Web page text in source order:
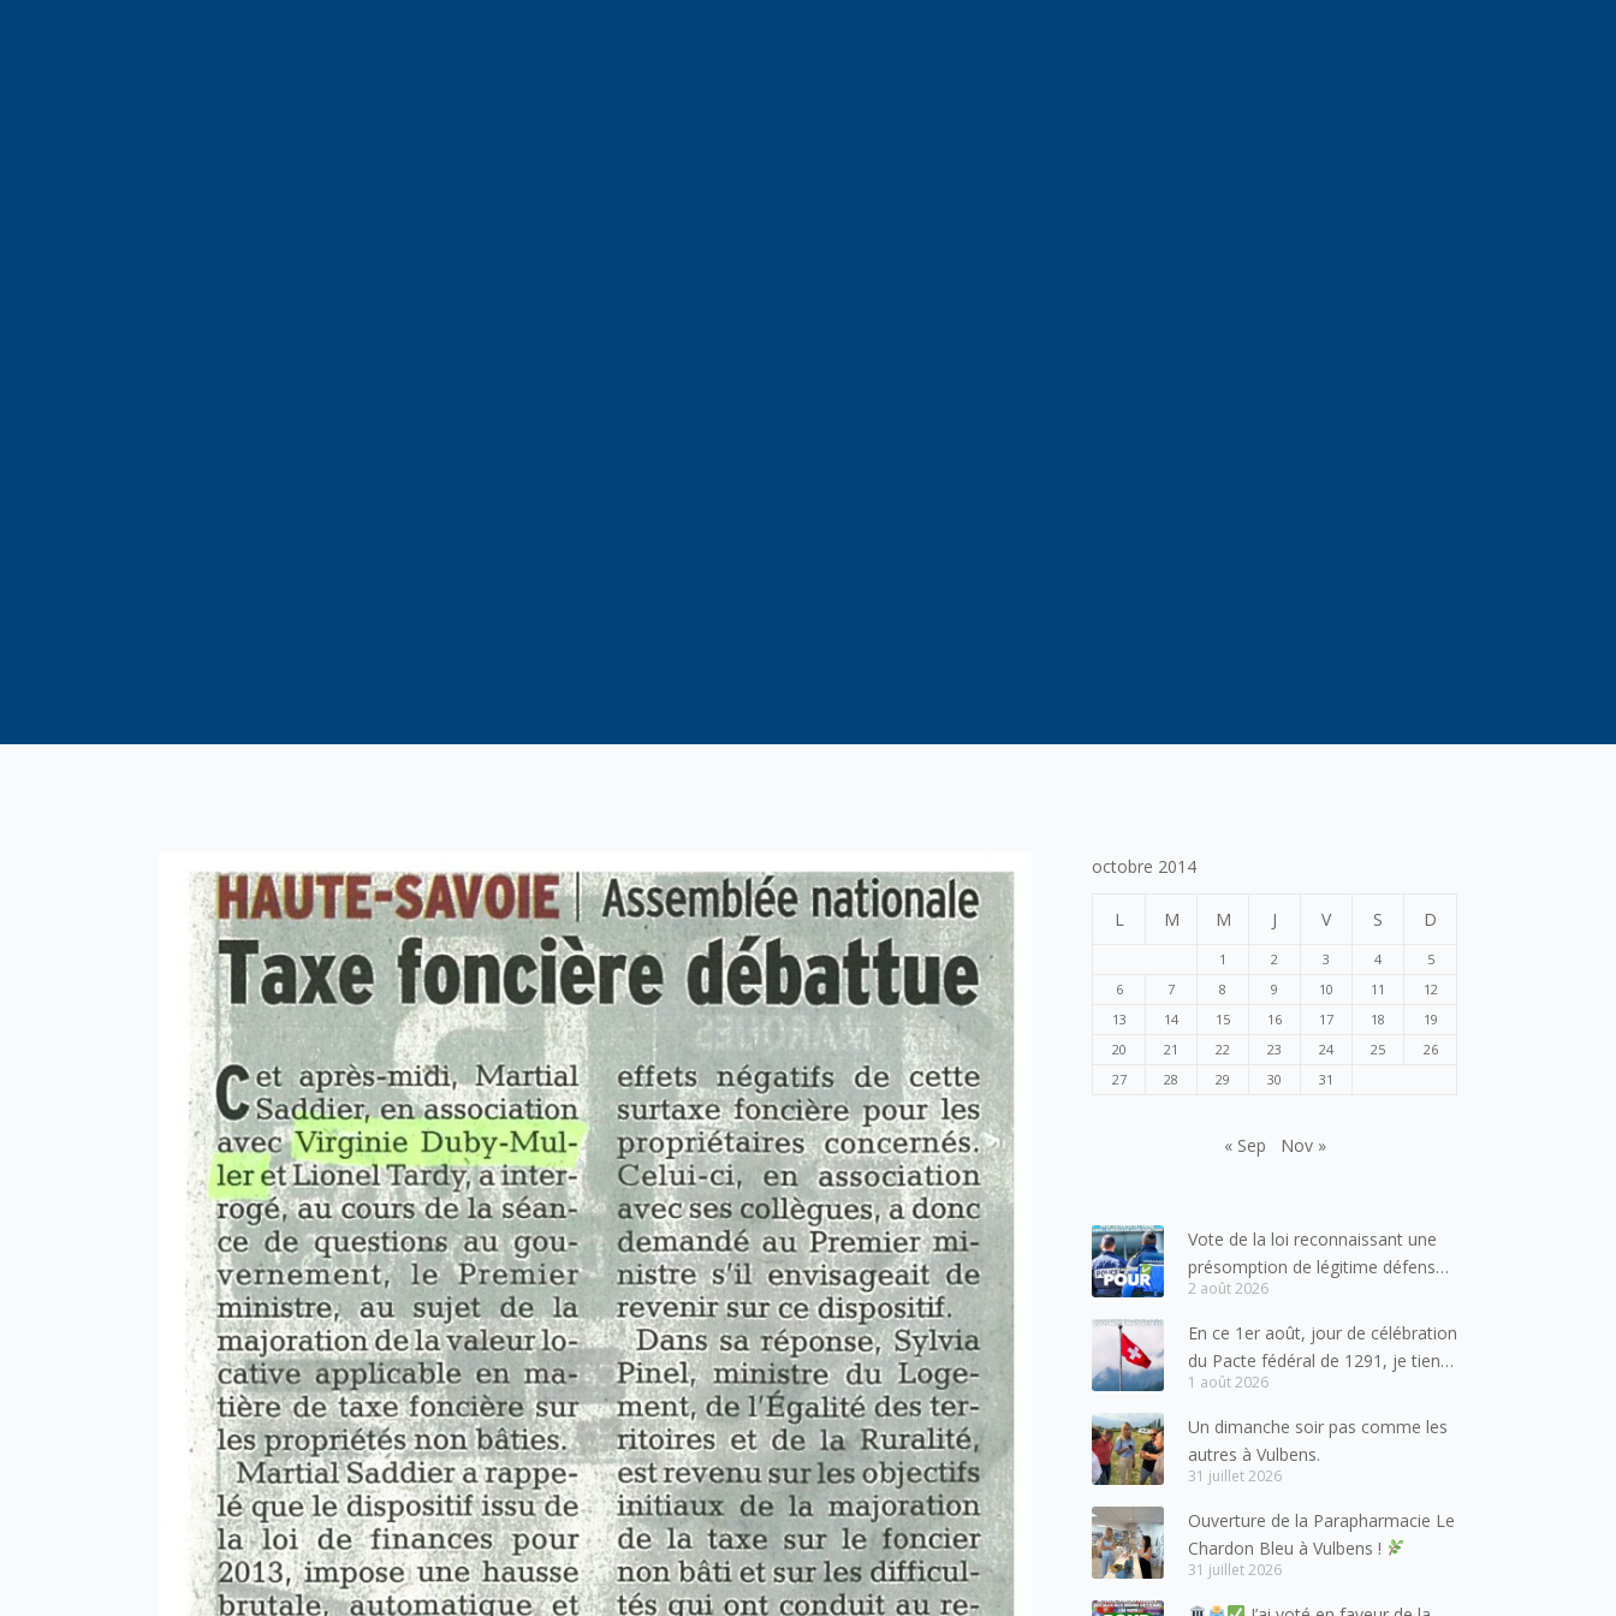
octobre 2014
L M M J V S D
1 2 3 4
5
6
7 8 9 10 11
12
13
14 15 16 17 18
19
20
21 22 23 24 25
26
27
28 29 30 31
« Sep Nov »
Vote de la loi reconnaissant une
présomption de légitime défense
pour les forces de l’ordre
2 août 2026
En ce 1er août, jour de célébration
du Pacte fédéral de 1291, je tiens
à adresser mes meilleures
salutations à nos voisins et amis
suisses, et plus particulièrement
aux habitants du bassin genevois
lesquels la Haute-Savoie
entretient des liens étroits et
quotidiens.
1 août 2026
Un dimanche soir pas comme les
autres à Vulbens.
31 juillet 2026
Ouverture de la Parapharmacie Le
Chardon Bleu à Vulbens !
31 juillet 2026